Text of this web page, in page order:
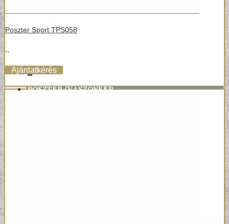
+
POSZTER/VÁSZONKÉP
Poszter Sport TPS058
..
Ajánlatkérés